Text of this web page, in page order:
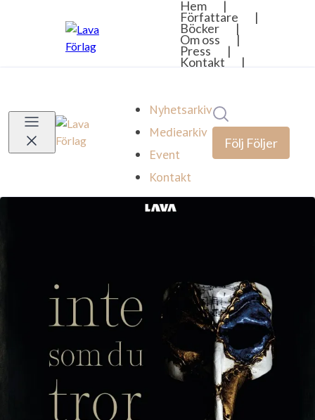
Nyhetsarkiv
Mediearkiv
Event
Kontakt
Följ Följer